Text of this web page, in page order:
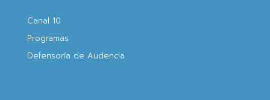
Canal 10
Programas
Defensoría de Audencia